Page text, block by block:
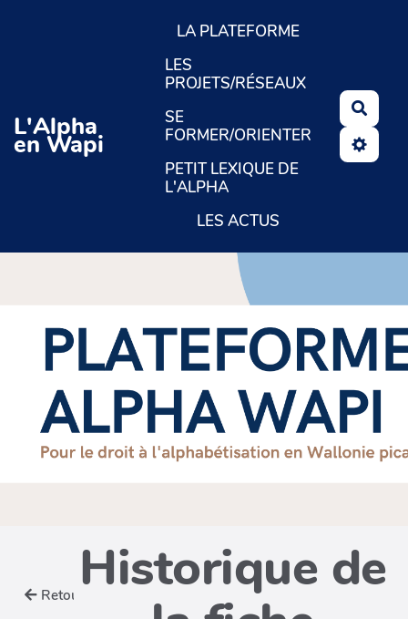
Aller au contenu principal
L'Alpha
en Wapi
LA PLATEFORME
LES
PROJETS/RÉSEAUX
SE
FORMER/ORIENTER
PETIT LEXIQUE DE
L'ALPHA
LES ACTUS
Retour Historique de